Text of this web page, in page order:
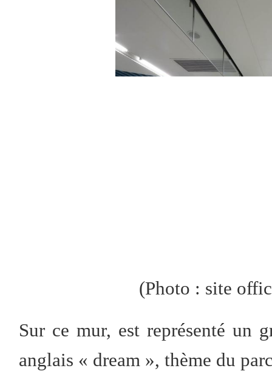
(Photo : site
Sur ce mur, est représenté un
anglais « dream », thème du